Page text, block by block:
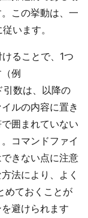
この挙動は、一
います。
ることで、1つ
例
引数は、以降の
ルの内容に置き
囲まれていない
コマンドファイ
きない点に注意
法により、よく
めておくことが
避けられます